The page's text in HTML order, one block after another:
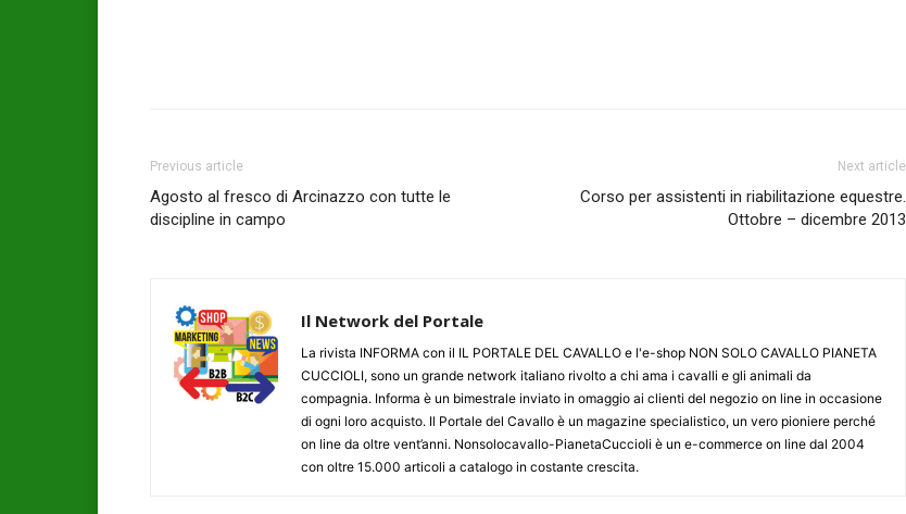
Previous article
Agosto al fresco di Arcinazzo con tutte le
discipline in campo
Next article
Corso per assistenti in riabilitazione equestre.
Ottobre – dicembre 2013
Il Network del Portale
La rivista INFORMA con il IL PORTALE DEL CAVALLO e l'e-shop NON SOLO CAVALLO PIANETA
CUCCIOLI, sono un grande network italiano rivolto a chi ama i cavalli e gli animali da
compagnia. Informa è un bimestrale inviato in omaggio ai clienti del negozio on line in occasione
di ogni loro acquisto. Il Portale del Cavallo è un magazine specialistico, un vero pioniere perché
on line da oltre vent’anni. Nonsolocavallo-PianetaCuccioli è un e-commerce on line dal 2004
con oltre 15.000 articoli a catalogo in costante crescita.